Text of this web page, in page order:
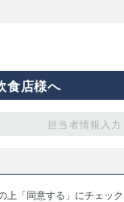
食店様へ
担当者情報入力
上「同意する」にチェッ